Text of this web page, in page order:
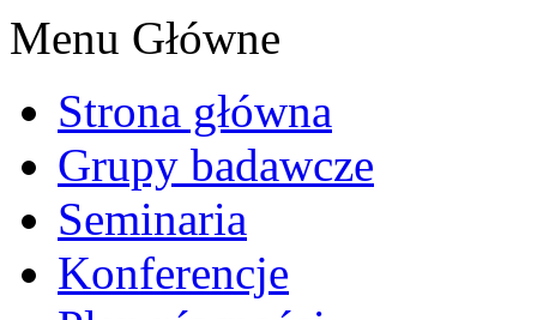
Menu Główne
Strona główna
Grupy badawcze
Seminaria
Konferencje